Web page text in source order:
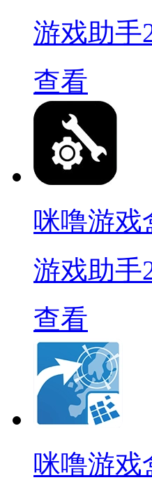
游戏助手
查看
咪噜游戏
游戏助手
查看
咪噜游戏